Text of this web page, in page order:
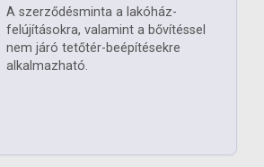
A szerződésminta a lakóház-
felújításokra, valamint a bővítéssel
nem járó tetőtér-beépítésekre
alkalmazható.